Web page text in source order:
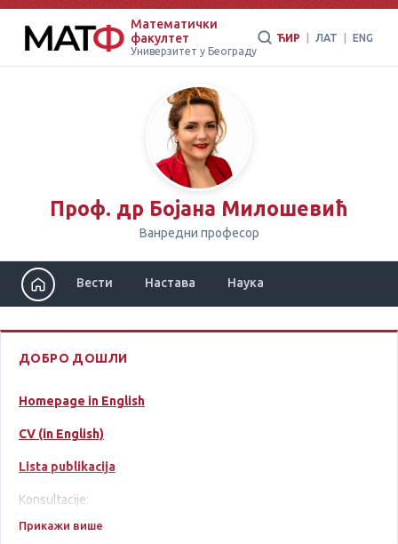
Математички
факултет
Универзитет у Београду
ЋИР ЛАТ ENG
Проф. др Бојана Милошевић
Ванредни професор
Вести Настава Наука
ДОБРО ДОШЛИ
Homepage in English
CV (in English)
Lista publikacija
Konsultacije:
kab 825 po dogovoru, utorak 13h ili 16h Studentski trg, i
Прикажи више